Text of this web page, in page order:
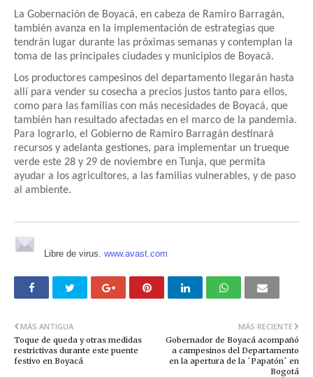
La Gobernación de Boyacá, en cabeza de Ramiro Barragán,
también avanza en la implementación de estrategias que
tendrán lugar durante las próximas semanas y contemplan la
toma de las principales ciudades y municipios de Boyacá.
Los productores campesinos del departamento llegarán hasta
allí para vender su cosecha a precios justos tanto para ellos,
como para las familias con más necesidades de Boyacá, que
también han resultado afectadas en el marco de la pandemia.
Para lograrlo, el Gobierno de Ramiro Barragán destinará
recursos y adelanta gestiones, para implementar un trueque
verde este 28 y 29 de noviembre en Tunja, que permita
ayudar a los agricultores, a las familias vulnerables, y de paso
al ambiente.
Libre de virus. www.avast.com
MÁS RECIENTE
Gobernador de Boyacá acompañó
a campesinos del Departamento
en la apertura de la ´Papatón´ en
Bogotá
MÁS ANTIGUA
Toque de queda y otras medidas
restrictivas durante este puente
festivo en Boyacá